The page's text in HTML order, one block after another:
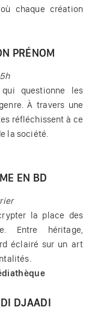
chaque création
PRÉNOM
questionne les
À travers une
réfléchissent à ce
la société.
EN BD
la place des
Entre héritage,
éclairé sur un art
DJAADI